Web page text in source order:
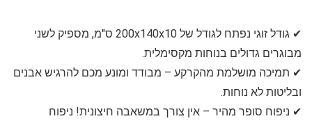
✔ גודל זוגי נפתח לגודל של 200x140x10 ס"מ, מספיק לשני
מבוגרים גדולים בנוחות מקסימלית.
✔ תמיכה מושלמת מהקרקע – מבודד ומונע מכם להרגיש אבנים
ובליטות לא נוחות.
✔ ניפוח סופר מהיר – אין צורך במשאבה חיצונית! ניפוח